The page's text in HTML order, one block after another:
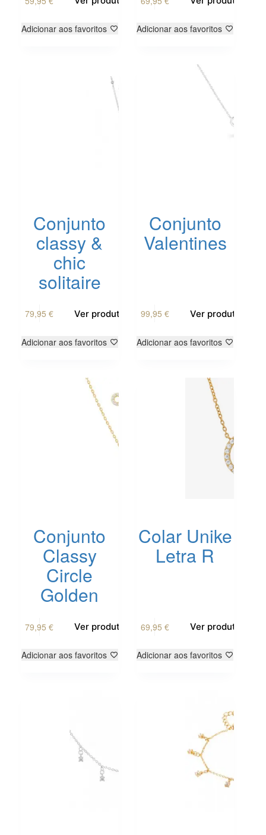
Adicionar aos favoritos Adicionar aos favoritos
Conjunto
classy &
chic
solitaire
79,95€ Ver produto
Adicionar aos favoritos
Conjunto
Valentines
99,95 € Ver produto
Adicionar aos favoritos
Conjunto
Classy
Circle
Golden
79,95€ Ver produto
Adicionar aos favoritos
Colar Unike
Letra R
69,95 € Ver produto
Adicionar aos favoritos